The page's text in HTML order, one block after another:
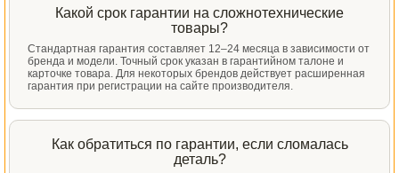
Какой срок гарантии на сложнотехнические
товары?
Стандартная гарантия составляет 12–24 месяца в зависимости от
бренда и модели. Точный срок указан в гарантийном талоне и
карточке товара. Для некоторых брендов действует расширенная
гарантия при регистрации на сайте производителя.
Как обратиться по гарантии, если сломалась
деталь?